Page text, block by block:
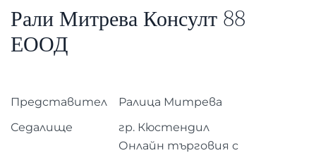
Рали Митрева Консулт 88
ЕООД
Представител
Ралица Митрева
Седалище
гр. Кюстендил
Онлайн търговия с